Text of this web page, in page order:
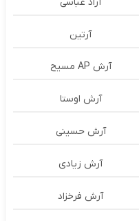
آرتین
آرش AP مسیح
آرش اوستا
آرش حسینی
آرش زیادی
آرش فرخزاد